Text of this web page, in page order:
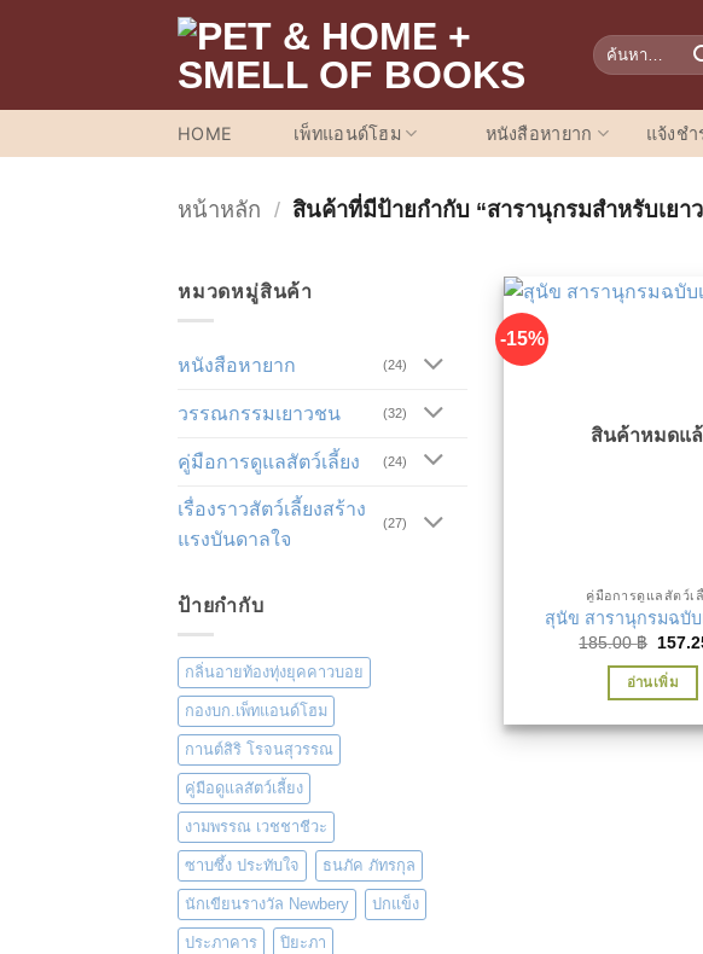
ค้นหา:
HOME เพ็ทแอนด์โฮม หนังสือหายาก แจ้งชำ
หน้าหลัก / สินค้าที่มีป้ายกำกับ “สารานุกรมสำหรับเยา
หมวดหมู่สินค้า
หนังสือหายาก (24)
วรรณกรรมเยาวชน (32)
คู่มือการดูแลสัตว์เลี้ยง (24)
เรื่องราวสัตว์เลี้ยงสร้าง
แรงบันดาลใจ
(27)
ป้ายกำกับ
กลิ่นอายท้องทุ่งยุคคาวบอย
กองบก.เพ็ทแอนด์โฮม
กานต์สิริ โรจนสุวรรณ
คู่มือดูแลสัตว์เลี้ยง
งามพรรณ เวชชาชีวะ
ซาบซึ้ง ประทับใจ ธนภัค ภัทรกุล
นักเขียนรางวัล Newbery ปกแข็ง
ประภาคาร ปิยะภา
-15%
สินค้าหมดแ
คู่มือการดูแลสัตว์เ
สุนัข สารานุกรมฉบับ
185.00฿
was:
อ่านเพิ่ม